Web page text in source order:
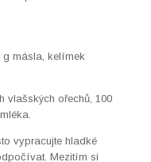
g más­la, kelímek
vlašských ořechů, 100
vypracu­jte hlad­ké
Mez­itím si